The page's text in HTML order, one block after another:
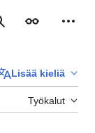
Ulkoasu
Lisää kieliä
Työkalut